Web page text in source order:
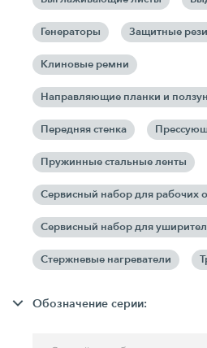
Генераторы Защитные
Клиновые ремни
Направляющие планки и
Передняя стенка
Пружинные стальные ленты
Сервисный набор для рабочих
Сервисный набор для
Стержневые нагреватели
Обозначение серии: